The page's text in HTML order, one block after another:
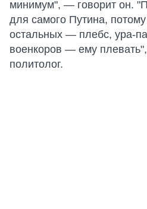
минимум", — говорит он.
для самого Путина,
остальных — плебс, ура-
военкоров — ему
политолог.